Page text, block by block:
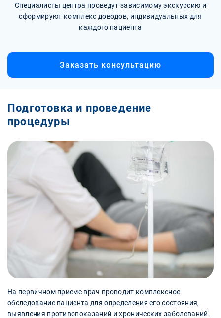
Специалисты центра проведут зависимому экскурсию и
сформируют комплекс доводов, индивидуальных для
каждого пациента
Заказать консультацию
Подготовка и проведение
процедуры
На первичном приеме врач проводит комплексное
обследование пациента для определения его состояния,
выявления противопоказаний и хронических заболеваний.